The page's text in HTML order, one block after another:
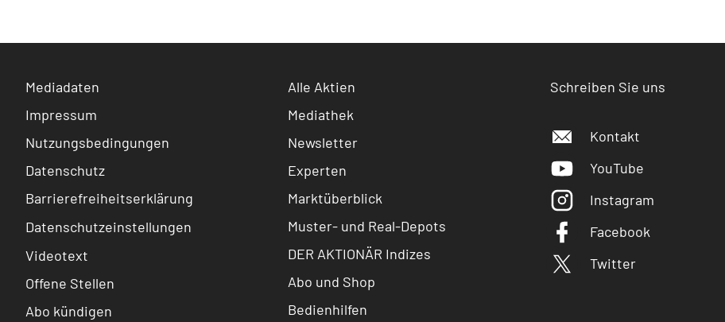
Mediadaten
Impressum
Nutzungsbedingungen
Datenschutz
Barrierefreiheitserklärung
Datenschutzeinstellungen
Videotext
Offene Stellen
Abo kündigen
Alle Aktien
Mediathek
Newsletter
Experten
Marktüberblick
Muster- und Real-Depots
DER AKTIONÄR Indizes
Abo und Shop
Bedienhilfen
Schreiben Sie uns
Kontakt
YouTube
Instagram
Facebook
Twitter